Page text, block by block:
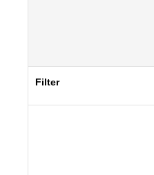
Filter